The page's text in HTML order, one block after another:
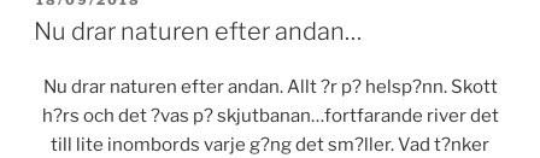
ON
Nu drar naturen efter andan…
Nu drar naturen efter andan. Allt ?r p? helsp?nn. Skott
h?rs och det ?vas p? skjutbanan…fortfarande river det
till lite inombords varje g?ng det sm?ller. Vad t?nker